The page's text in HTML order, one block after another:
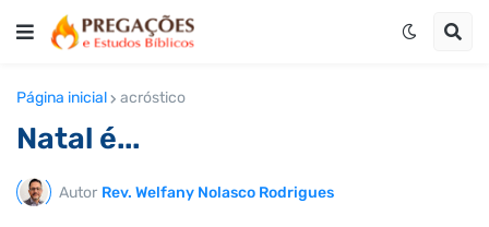
Página inicial acróstico
Natal é...
Autor Rev. Welfany Nolasco Rodrigues